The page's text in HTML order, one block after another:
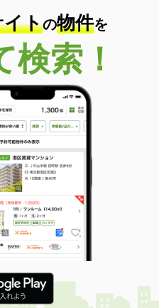
イトの物件を
検索！